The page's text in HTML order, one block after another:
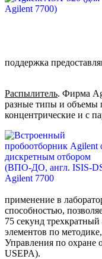
поддержка
Распылитель. Фирма
разные типы и объемы
концентрические и с
применение в
способностью,
75 секунд
элементов по
Управления по
USEPA).